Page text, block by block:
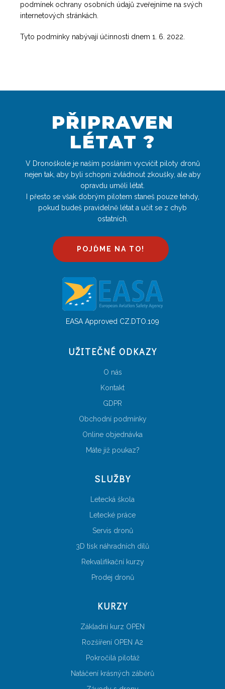
podmínek ochrany osobních údajů zveřejníme na svých
internetových stránkách.
Tyto podmínky nabývají účinnosti dnem 1. 6. 2022.
PŘIPRAVEN
LÉTAT ?
V Dronoškole je naším posláním vycvičit piloty dronů
nejen tak, aby byli schopni zvládnout zkoušky, ale aby
opravdu uměli létat.
I přesto se však dobrým pilotem staneš pouze tehdy,
pokud budeš pravidelně létat a učit se z chyb
ostatních.
POJĎME NA TO!
EASA Approved CZ.DTO.109
UŽITEČNÉ ODKAZY
O nás
Kontakt
GDPR
Obchodní podmínky
Online objednávka
Máte již poukaz?
SLUŽBY
Letecká škola
Letecké práce
Servis dronů
3D tisk náhradních dílů
Rekvalifikační kurzy
Prodej dronů
KURZY
Základní kurz OPEN
Rozšíření OPEN A2
Pokročilá pilotáž
Natáčení krásných záběrů